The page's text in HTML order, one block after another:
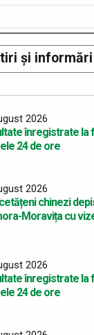
și informări
2026
înregistrate la
24 de ore
2026
chinezi
Moravița cu
2026
înregistrate la
24 de ore